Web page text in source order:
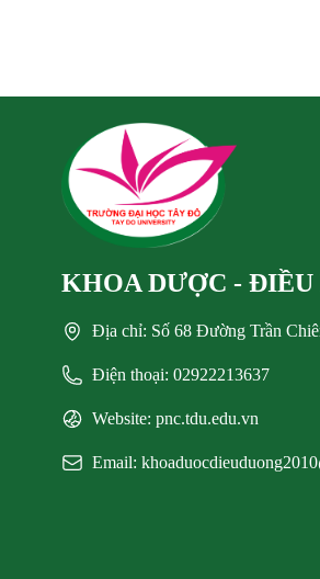
KHOA DƯỢC - ĐIỀU
Địa chỉ: Số 68 Đường Trần
Điện thoại: 02922213637
Website: pnc.tdu.edu.vn
Email: